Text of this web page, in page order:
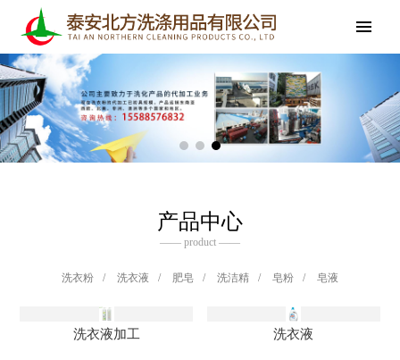
产品中心
—— product ——
洗衣粉 / 洗衣液 / 肥皂 / 洗洁精 / 皂粉 / 皂液
洗衣液加工 洗衣液